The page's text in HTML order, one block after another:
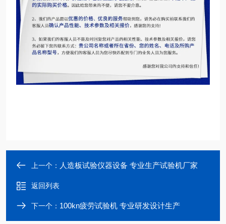
上一个： 人造板试验仪器设备 专业生产试验机厂家
返回列表
下一个： 100kn疲劳试验机 专业研发设计生产